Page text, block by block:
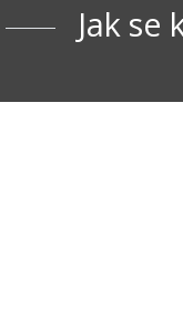
Jak